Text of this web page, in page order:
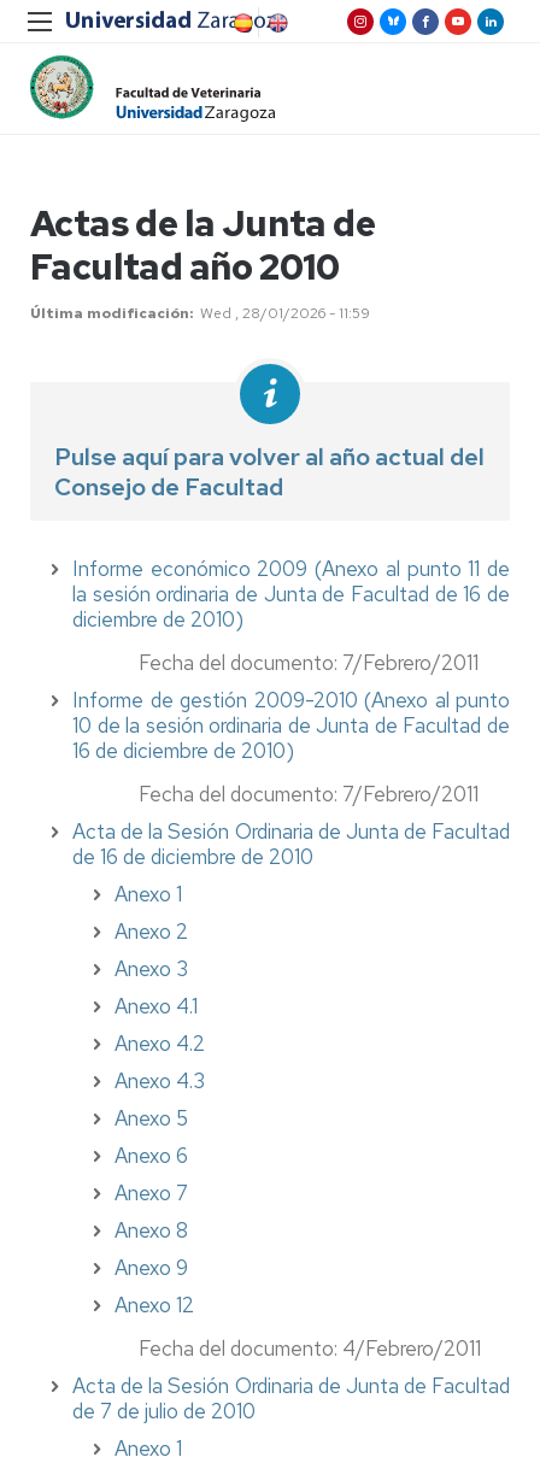
Actas de la Junta de
Facultad año 2010
Última modificación Wed , 28/01/2026 - 11:59
Pulse aquí para volver al año actual del
Consejo de Facultad
Informe económico 2009 (Anexo al punto 11 de
la sesión ordinaria de Junta de Facultad de 16 de
diciembre de 2010)
Fecha del documento: 7/Febrero/2011
Informe de gestión 2009-2010 (Anexo al punto
10 de la sesión ordinaria de Junta de Facultad de
16 de diciembre de 2010)
Fecha del documento: 7/Febrero/2011
Acta de la Sesión Ordinaria de Junta de Facultad
de 16 de diciembre de 2010
Anexo 1
Anexo 2
Anexo 3
Anexo 4.1
Anexo 4.2
Anexo 4.3
Anexo 5
Anexo 6
Anexo 7
Anexo 8
Anexo 9
Anexo 12
Fecha del documento: 4/Febrero/2011
Acta de la Sesión Ordinaria de Junta de Facultad
de 7 de julio de 2010
Anexo 1